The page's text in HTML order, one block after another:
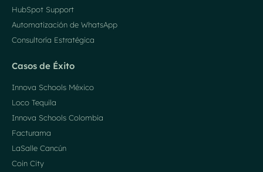
HubSpot Support
Automatización de WhatsApp
Consultoría Estratégica
Casos de Éxito
Innova Schools México
Loco Tequila
Innova Schools Colombia
Facturama
LaSalle Cancún
Coin City